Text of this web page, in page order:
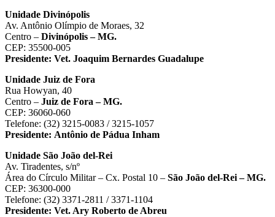
Unidade Divinópolis
Av. Antônio Olímpio de Moraes, 32
Centro – Divinópolis – MG.
CEP: 35500-005
Presidente: Vet. Joaquim Bernardes Guadalupe
Unidade Juiz de Fora
Rua Howyan, 40
Centro – Juiz de Fora – MG.
CEP: 36060-060
Telefone: (32) 3215-0083 / 3215-1057
Presidente: Antônio de Pádua Inham
Unidade São João del-Rei
Av. Tiradentes, s/nº
Área do Círculo Militar – Cx. Postal 10 – São João del-Rei – MG.
CEP: 36300-000
Telefone: (32) 3371-2811 / 3371-1104
Presidente: Vet. Ary Roberto de Abreu